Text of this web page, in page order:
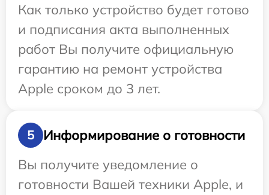
Как только устройство будет готово
и подписания акта выполненных
работ Вы получите официальную
гарантию на ремонт устройства
Apple сроком до 3 лет.
5
Информирование о готовности
Вы получите уведомление о
готовности Вашей техники Apple, и